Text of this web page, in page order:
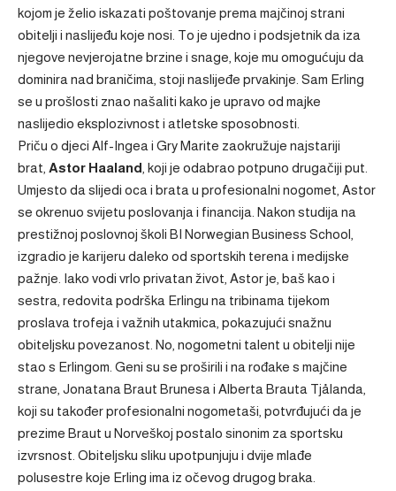
kojom je želio iskazati poštovanje prema majčinoj strani
obitelji i naslijeđu koje nosi. To je ujedno i podsjetnik da iza
njegove nevjerojatne brzine i snage, koje mu omogućuju da
dominira nad braničima, stoji naslijeđe prvakinje. Sam Erling
se u prošlosti znao našaliti kako je upravo od majke
naslijedio eksplozivnost i atletske sposobnosti.
Priču o djeci Alf-Ingea i Gry Marite zaokružuje najstariji
brat, Astor Haaland , koji je odabrao potpuno drugačiji put.
Umjesto da slijedi oca i brata u profesionalni nogomet, Astor
se okrenuo svijetu poslovanja i financija. Nakon studija na
prestižnoj poslovnoj školi BI Norwegian Business School,
izgradio je karijeru daleko od sportskih terena i medijske
pažnje. Iako vodi vrlo privatan život, Astor je, baš kao i
sestra, redovita podrška Erlingu na tribinama tijekom
proslava trofeja i važnih utakmica, pokazujući snažnu
obiteljsku povezanost. No, nogometni talent u obitelji nije
stao s Erlingom. Geni su se proširili i na rođake s majčine
strane, Jonatana Braut Brunesa i Alberta Brauta Tjålanda,
koji su također profesionalni nogometaši, potvrđujući da je
prezime Braut u Norveškoj postalo sinonim za sportsku
izvrsnost. Obiteljsku sliku upotpunjuju i dvije mlađe
polusestre koje Erling ima iz očevog drugog braka.